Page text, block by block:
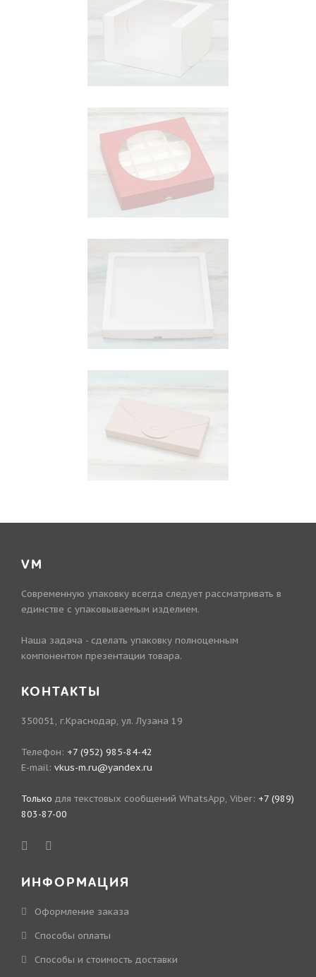
VM
Современную упаковку всегда следует рассматривать в
единстве с упаковываемым изделием.
Наша задача - сделать упаковку полноценным
компонентом презентации товара.
КОНТАКТЫ
350051, г.Краснодар, ул. Лузана 19
Телефон: +7 (952) 985-84-42
E-mail: vkus-m.ru@yandex.ru
Только для текстовых сообщений WhatsApp, Viber: +7 (989)
803-87-00
ИНФОРМАЦИЯ
Оформление заказа
Способы оплаты
Способы и стоимость доставки